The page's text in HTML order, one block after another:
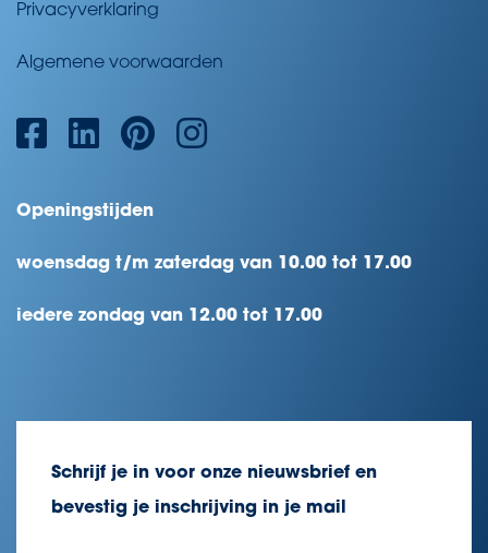
Privacyverklaring
Algemene voorwaarden
Openingstijden
woensdag t/m zaterdag van 10.00 tot 17.00
iedere zondag van 12.00 tot 17.00
Schrijf je in voor onze nieuwsbrief en
bevestig je inschrijving in je mail